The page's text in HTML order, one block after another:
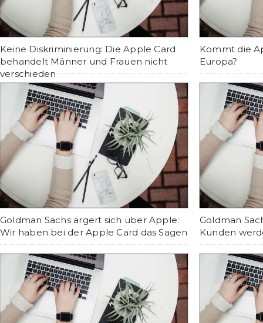
Keine Diskriminierung: Die Apple Card
behandelt Männer und Frauen nicht
verschieden
Kommt die
Europa?
Goldman Sachs ärgert sich über Apple:
Wir haben bei der Apple Card das Sagen
Goldman
Kunden